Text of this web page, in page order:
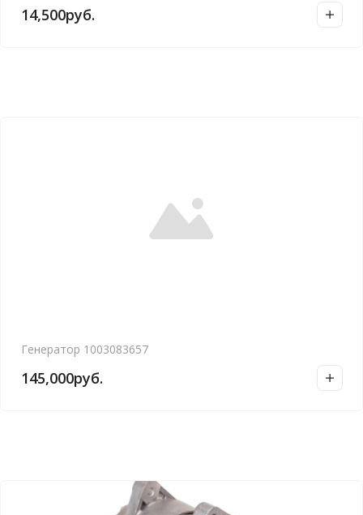
14,500руб.
Генератор 1003083657
145,000руб.